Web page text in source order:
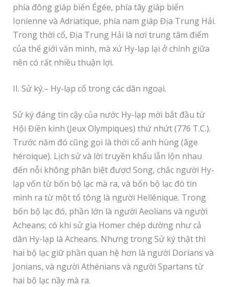
phía đông giáp biển Égée, phía tây giáp biển
Ionienne và Adriatique, phía nam giáp Địa Trung Hải.
Trong thời cổ, Địa Trung Hải là nơi trung tâm điểm
của thế giới văn minh, mà xứ Hy-lạp lại ở chính giữa
nên có rất nhiều thuận lợi.
II. Sử ký.– Hy-lạp cổ trong các dân ngoại.
Sử ký đáng tin cậy của nước Hy-lạp mới bắt đầu từ
Hội Điền kinh (Jeux Olympiques) thứ nhứt (776 T.C.).
Trước năm đó cũng gọi là thời cổ anh hùng (âge
héroique). Lịch sử và lời truyền khẩu lẫn lộn nhau
đến nỗi không phân biệt được! Song, chắc người Hy-
lạp vốn từ bốn bộ lạc mà ra, và bốn bộ lạc đó tin
mình ra từ một tổ tông là người Hellénique. Trong
bốn bộ lạc đó, phần lớn là người Aeolians và người
Acheans; có khi sử gia Homer chép dường như cả
dân Hy-lạp là Acheans. Nhưng trong Sử ký thật thì
hai bộ lạc giữ phần quan hệ hơn là người Dorians và
Jonians, và người Athénians và người Spartans từ
hai bộ lạc nầy mà ra.